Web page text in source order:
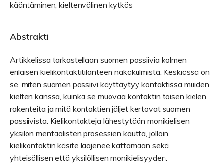
kääntäminen, kieltenvälinen kytkös
Abstrakti
Artikkelissa tarkastellaan suomen passiivia kolmen
erilaisen kielikontaktitilanteen näkökulmista. Keskiössä on
se, miten suomen passiivi käyttäytyy kontaktissa muiden
kielten kanssa, kuinka se muovaa kontaktin toisen kielen
rakenteita ja mitä kontaktien jäljet kertovat suomen
passiivista. Kielikontakteja lähestytään monikielisen
yksilön mentaalisten prosessien kautta, jolloin
kielikontaktin käsite laajenee kattamaan sekä
yhteisöllisen että yksilöllisen monikielisyyden.